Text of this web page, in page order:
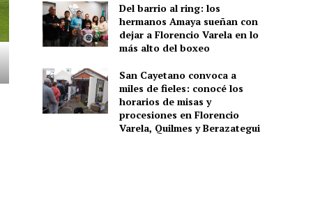
Del barrio al ring: los
hermanos Amaya sueñan con
dejar a Florencio Varela en lo
más alto del boxeo
San Cayetano convoca a
miles de fieles: conocé los
horarios de misas y
procesiones en Florencio
Varela, Quilmes y Berazategui